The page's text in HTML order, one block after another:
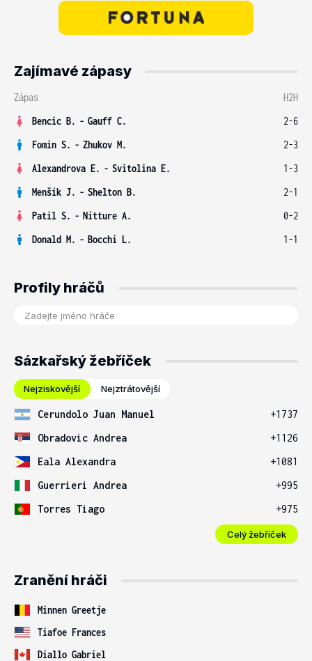
Zajímavé zápasy
Zápas
H2H
Bencic B. - Gauff C.
2-6
Fomin S. - Zhukov M.
2-3
Alexandrova E. - Svitolina E.
1-3
Menšík J. - Shelton B.
2-1
Patil S. - Nitture A.
0-2
Donald M. - Bocchi L. 1-1
Profily hráčů
Sázkařský žebříček
Nejziskovější Nejztrátovější
Cerundolo Juan Manuel
+1737
Obradovic Andrea
+1126
Eala Alexandra
+1081
Guerrieri Andrea
+995
Torres Tiago
+975
Celý žebříček
Zranění hráči
Minnen Greetje
Tiafoe Frances
Diallo Gabriel